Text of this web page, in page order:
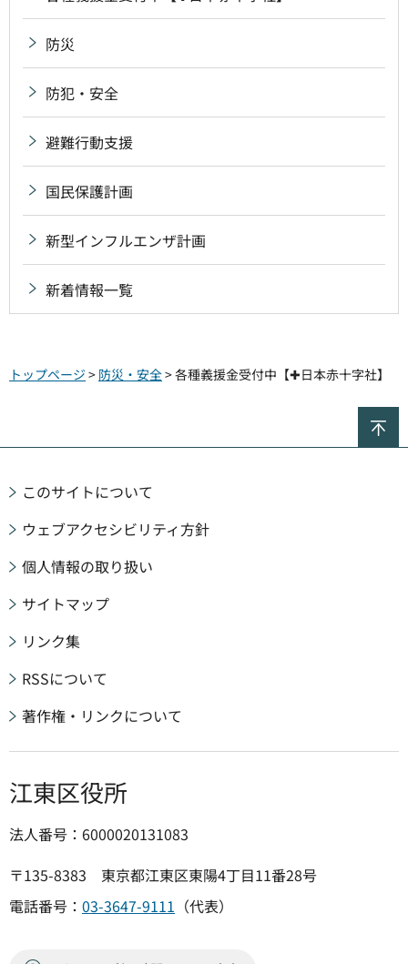
防災
防犯・安全
避難行動支援
国民保護計画
新型インフルエンザ計画
新着情報一覧
トップページ > 防災・安全> 各種義援金受付中【✚日本赤十字社】
このサイトについて
ウェブアクセシビリティ方針
個人情報の取り扱い
サイトマップ
リンク集
RSSについて
著作権・リンクについて
江東区役所
法人番号：6000020131083
〒135-8383 東京都江東区東陽4丁目11番28号
電話番号： 03-3647-9111 （代表）